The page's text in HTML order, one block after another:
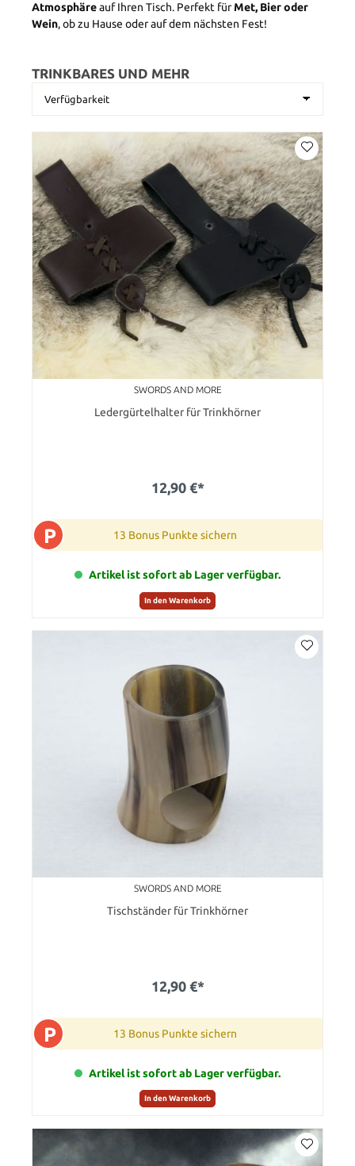
Atmosphäreauf Ihren Tisch. Perfekt fürMet, Bier oder
Wein, ob zu Hause oder auf dem nächsten Fest!
TRINKBARES UND MEHR
SWORDS AND MORE
Ledergürtelhalter für Trinkhörner
12,90 €*
P 13 Bonus Punkte sichern
Artikel ist sofort ab Lager verfügbar.
In den Warenkorb
SWORDS AND MORE
Tischständer für Trinkhörner
12,90 €*
P 13 Bonus Punkte sichern
Artikel ist sofort ab Lager verfügbar.
In den Warenkorb